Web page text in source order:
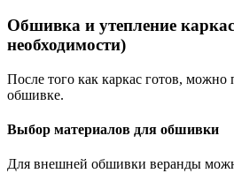
Обшивка и утепление
необходимости)
После того как каркас готов, можно
обшивке.
Выбор материалов для обшивки
Для внешней обшивки веранды